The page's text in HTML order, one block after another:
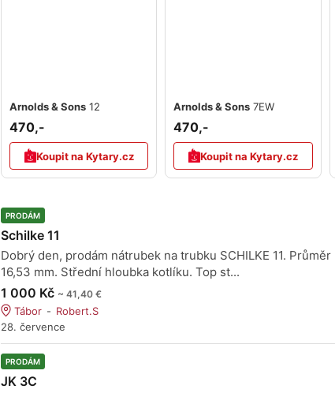
Arnolds & Sons 12
470,-
Koupit na Kytary.cz
Arnolds & Sons 7EW
470,-
Koupit na Kytary.cz
PRODÁM
Schilke 11
Dobrý den, prodám nátrubek na trubku SCHILKE 11. Průměr
16,53 mm. Střední hloubka kotlíku. Top st...
1 000 Kč ~ 41,40 €
Tábor
Robert.S
28. července
PRODÁM
JK 3C